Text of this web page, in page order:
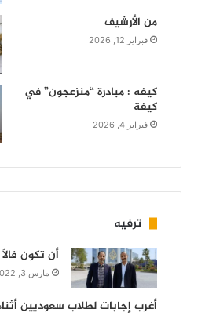
من الأرشيف
فبراير 12, 2026
كيفه : مبادرة “منزعجون” في
كيفة
فبراير 4, 2026
ترفيه
أن تكون
مارس 3, 2022
أغرب إجابات لطلاب سعوديين